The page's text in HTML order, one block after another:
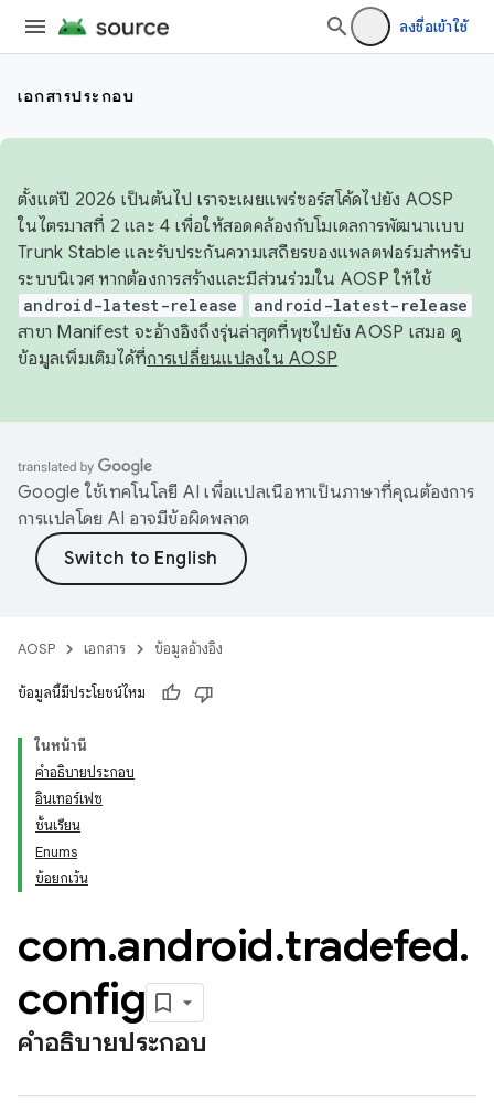
ลงชื่อเข้าใช้
เอกสารประกอบ
ตั้งแต่ปี 2026 เป็นต้นไป เราจะเผยแพร่ซอร์สโค้ดไปยัง AOSP
ในไตรมาสที่ 2 และ 4 เพื่อให้สอดคล้องกับโมเดลการพัฒนาแบบ
Trunk Stable และรับประกันความเสถียรของแพลตฟอร์มสำหรับ
ระบบนิเวศ หากต้องการสร้างและมีส่วนร่วมใน AOSP ให้ใช้
android-latest-release android-latest-release
สาขา Manifest จะอ้างอิงถึงรุ่นล่าสุดที่พุชไปยัง AOSP เสมอ ดู
ข้อมูลเพิ่มเติมได้ที่การเปลี่ยนแปลงใน AOSP
Google ใช้เทคโนโลยี AI เพื่อแปลเนื้อหาเป็นภาษาที่คุณต้องการ
การแปลโดย AI อาจมีข้อผิดพลาด
AOSP เอกสาร ข้อมูลอ้างอิง
ข้อมูลนี้มีประโยชน์ไหม
ในหน้านี้
คำอธิบายประกอบ
อินเทอร์เฟซ
ชั้นเรียน
Enums
ข้อยกเว้น
com.android.tradefed.
config
คำอธิบายประกอบ